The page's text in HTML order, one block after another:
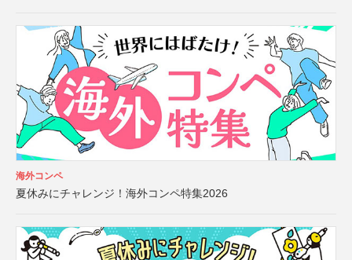
海外コンペ
夏休みにチャレンジ！海外コンペ特集2026